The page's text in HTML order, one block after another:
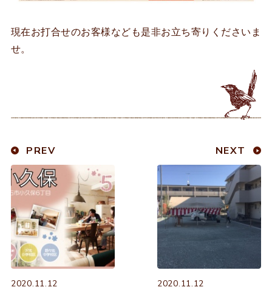
現在お打合せのお客様なども是非お立ち寄りくださいま
せ。
PREV
2020.11.12
NEXT
2020.11.12